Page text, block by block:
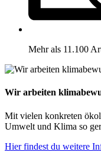
Mehr als 11.100
Wir arbeiten
Mit vielen konkreten
Umwelt und Klima so
Hier findest du weitere